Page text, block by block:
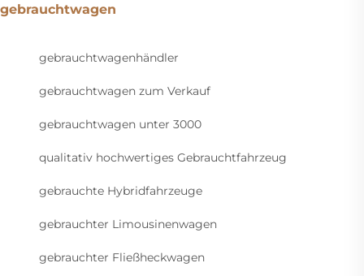
gebrauchtwagen
gebrauchtwagenhändler
gebrauchtwagen zum Verkauf
gebrauchtwagen unter 3000
qualitativ hochwertiges Gebrauchtfahrzeug
gebrauchte Hybridfahrzeuge
gebrauchter Limousinenwagen
gebrauchter Fließheckwagen